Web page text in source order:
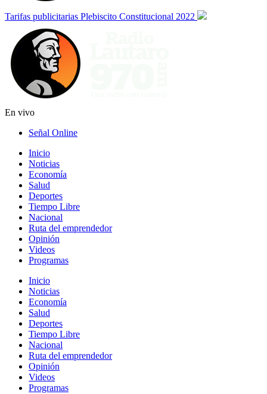
Tarifas publicitarias Plebiscito Constitucional 2022
En vivo
Señal Online
Inicio
Noticias
Economía
Salud
Deportes
Tiempo Libre
Nacional
Ruta del emprendedor
Opinión
Videos
Programas
Inicio
Noticias
Economía
Salud
Deportes
Tiempo Libre
Nacional
Ruta del emprendedor
Opinión
Videos
Programas